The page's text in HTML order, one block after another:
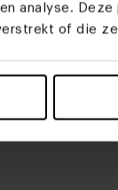
analyse.
of die